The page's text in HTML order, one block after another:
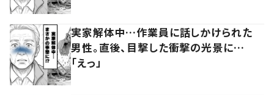
実家解体中…作業員に話しかけられた
男性。直後、目撃した衝撃の光景に…
「えっ」